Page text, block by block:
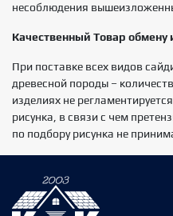
несоблюдения
Качественный Товар обмену
При поставке всех видов
древесной породы –
изделиях не
рисунка, в связи с чем
по подбору рисунка не